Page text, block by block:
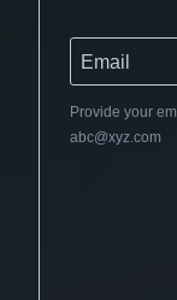
Provide your
abc@xyz.com